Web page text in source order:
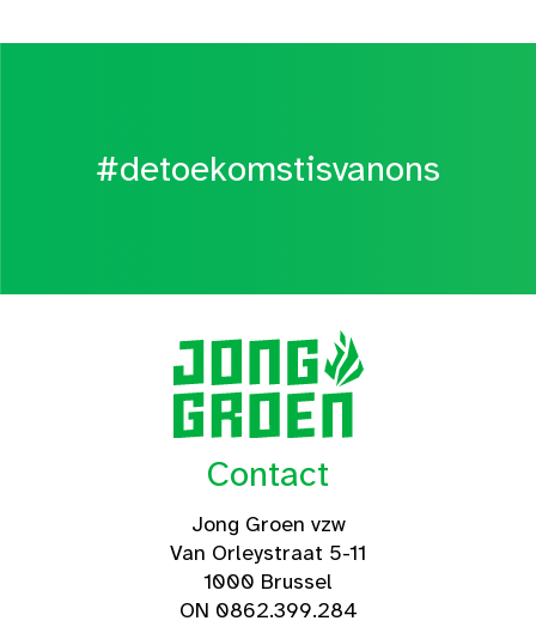
#detoekomstisvanons
Contact
Jong Groen vzw
Van Orleystraat 5-11
1000 Brussel
ON 0862.399.284